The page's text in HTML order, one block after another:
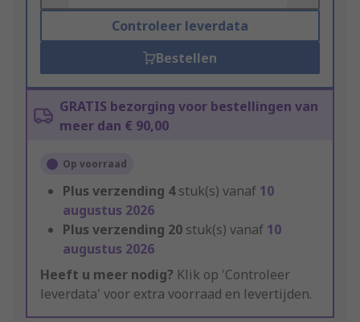
Controleer leverdata
Bestellen
GRATIS bezorging voor bestellingen van
meer dan € 90,00
Op voorraad
Plus verzending 4stuk(s) vanaf 10
augustus 2026
Plus verzending 20 stuk(s) vanaf 10
augustus 2026
Heeft u meer nodig? Klik op 'Controleer
leverdata' voor extra voorraad en levertijden.